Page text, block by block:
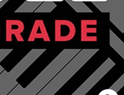
その他楽器
エフェクター